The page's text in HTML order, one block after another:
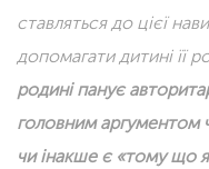
ставляться до цієї
допомагати дитині її
родині панує
головним аргументом
чи інакше є «тому що я